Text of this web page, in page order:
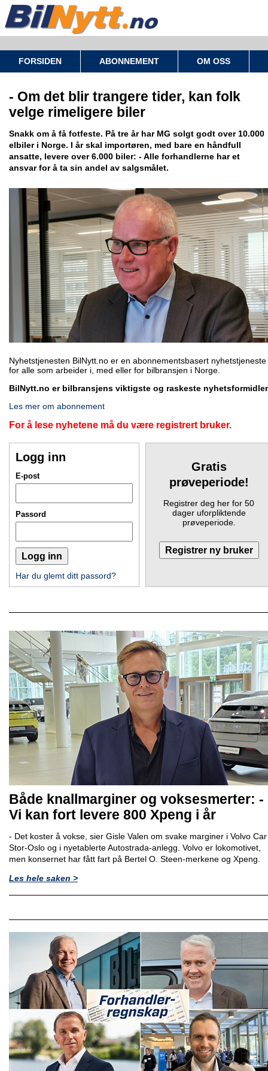
FORSIDEN ABONNEMENT OM OSS
- Om det blir trangere tider, kan folk
velge rimeligere biler
Snakk om å få fotfeste. På tre år har MG solgt godt over 10.000
elbiler i Norge. I år skal importøren, med bare en håndfull
ansatte, levere over 6.000 biler: - Alle forhandlerne har et
ansvar for å ta sin andel av salgsmålet.
Nyhetstjenesten BilNytt.no er en abonnementsbasert nyhetstjeneste
for alle som arbeider i, med eller for bilbransjen i Norge.
BilNytt.no er bilbransjens viktigste og raskeste
Les mer om abonnement
For å lese nyhetene må du være registrert bruker.
Logg inn
E-post
Passord
Har du glemt ditt passord?
Gratis
prøveperiode!
Registrer deg her for 50
dager uforpliktende
prøveperiode.
Både knallmarginer og voksesmerter: -
Vi kan fort levere 800 Xpeng i år
- Det koster å vokse, sier Gisle Valen om svake marginer i Volvo Car
Stor-Oslo og i nyetablerte Autostrada-anlegg. Volvo er lokomotivet,
men konsernet har fått fart på Bertel O. Steen-merkene og Xpeng.
Les hele saken >